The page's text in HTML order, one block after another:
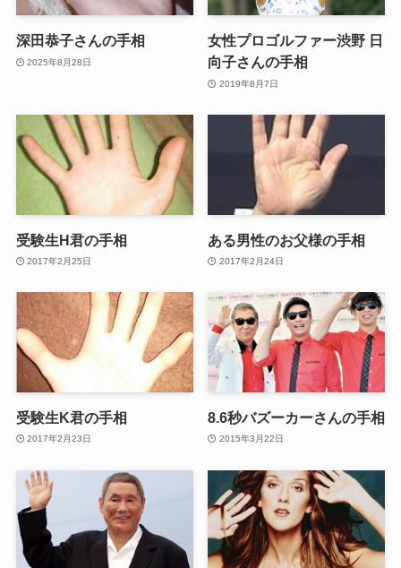
深田恭子さんの手相
2025年8月28日
女性プロゴルファー渋野 日
向子さんの手相
2019年8月7日
受験生H君の手相
2017年2月25日
ある男性のお父様の手相
2017年2月24日
受験生K君の手相
2017年2月23日
8.6秒バズーカーさんの手相
2015年3月22日